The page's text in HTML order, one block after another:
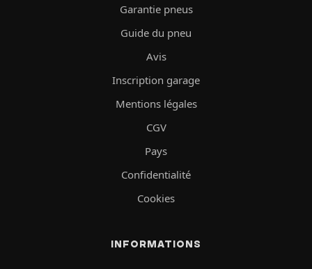
Garantie pneus
Guide du pneu
Avis
Inscription garage
Mentions légales
CGV
Pays
Confidentialité
Cookies
INFORMATIONS